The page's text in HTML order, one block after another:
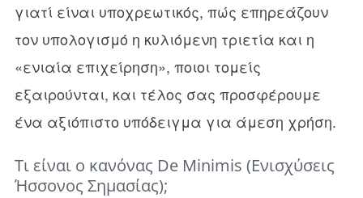
γιατί είναι υποχρεωτικός, πώς επηρεάζουν
τον υπολογισμό η κυλιόμενη τριετία και η
«ενιαία επιχείρηση», ποιοι τομείς
εξαιρούνται, και τέλος σας προσφέρουμε
ένα αξιόπιστο υπόδειγμα για άμεση χρήση.
Τι είναι ο κανόνας De Minimis (Ενισχύσεις
Ήσσονος Σημασίας);